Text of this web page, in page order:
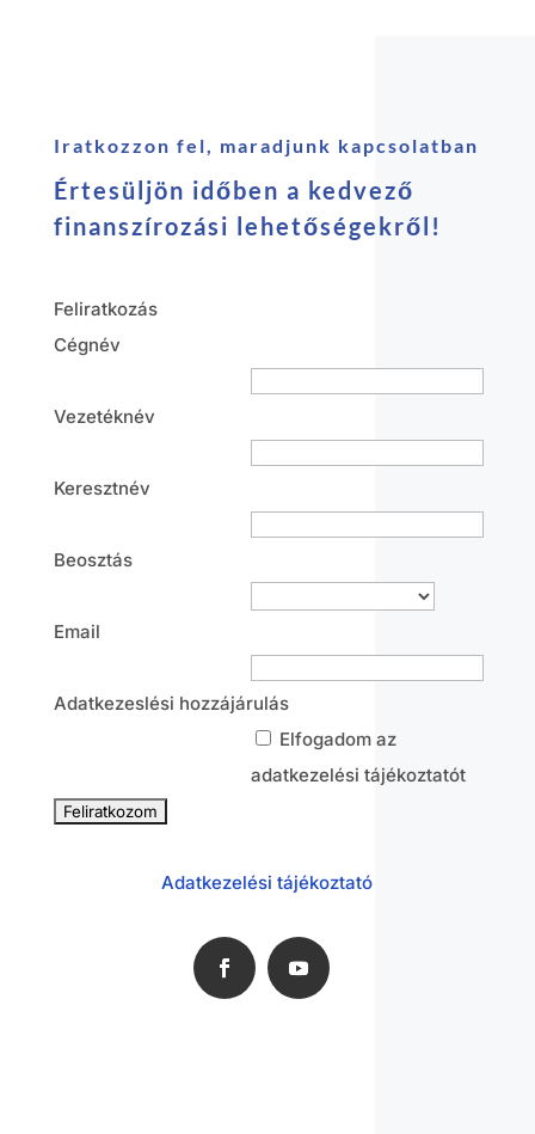
Iratkozzon fel, maradjunk kapcsolatban
Értesüljön időben a kedvező
finanszírozási lehetőségekről!
Feliratkozás
Cégnév
Vezetéknév
Keresztnév
Beosztás
Email
Adatkezeslési hozzájárulás
Elfogadom az
adatkezelési tájékoztatót
Adatkezelési tájékoztató